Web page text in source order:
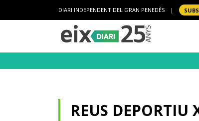
DIARI INDEPENDENT DEL GRAN PENEDÈS |
REUS DEPORTIU